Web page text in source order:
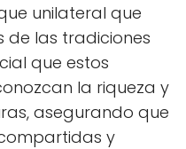
unilateral que
de las tradiciones
que estos
la riqueza y
asegurando que
y